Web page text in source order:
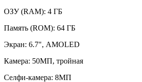
ОЗУ (RAM): 4 ГБ
Память (ROM): 64 ГБ
Экран: 6.7", AMOLED
Камера: 50МП, тройная
Селфи-камера: 8МП